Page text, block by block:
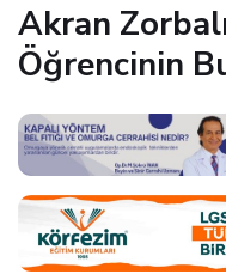
Akran
Öğrencinin